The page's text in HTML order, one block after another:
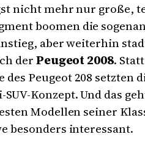
nicht mehr nur große,
boomen die
aber weiterhin
derPeugeot 2008.
Peugeot 208 setzten
Konzept. Und das
Modellen seiner
besonders interessant.